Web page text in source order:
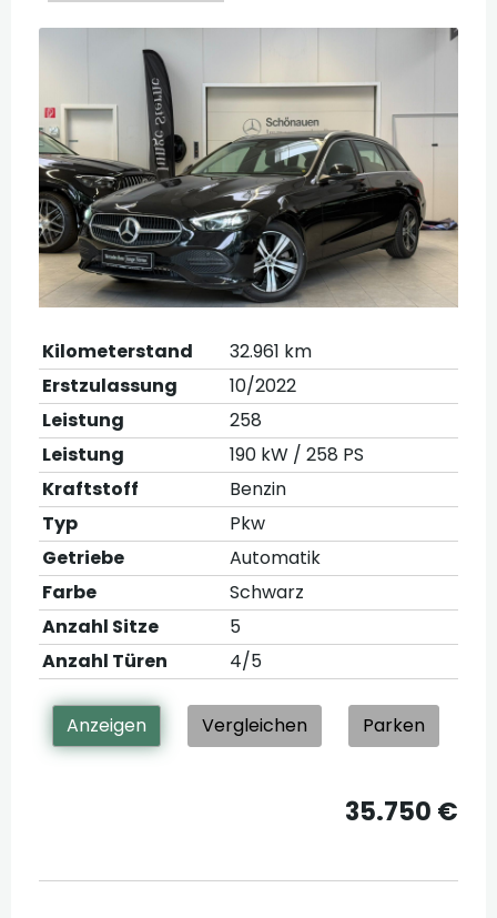
Kilometerstand
32.961 km
Erstzulassung
10/2022
Leistung
258
Leistung
190 kW / 258 PS
Kraftstoff
Benzin
Typ
Pkw
Getriebe
Automatik
Farbe
Schwarz
Anzahl Sitze
5
Anzahl Türen
4/5
Anzeigen Vergleichen Parken
35.750 €